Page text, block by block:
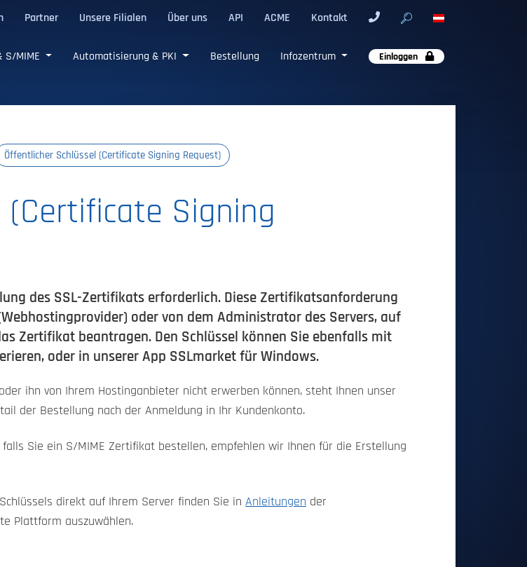
Partner Unsere Filialen Über uns API ACME Kontakt
S/MIME Automatisierung & PKI Bestellung Infozentrum Einloggen
Öffentlicher Schlüssel (Certificate Signing Request)
(Certificate Signing
des SSL-Zertifikats erforderlich. Diese Zertifikatsanforderung
oder von dem Administrator des Servers, auf
Zertifikat beantragen. Den Schlüssel können Sie ebenfalls mit
oder in unserer App SSLmarket für Windows.
ihn von Ihrem Hostinganbieter nicht erwerben können, steht Ihnen unser
der Bestellung nach der Anmeldung in Ihr Kundenkonto.
Sie ein S/MIME Zertifikat bestellen, empfehlen wir Ihnen für die Erstellung
direkt auf Ihrem Server finden Sie in Anleitungen der
Plattform auszuwählen.